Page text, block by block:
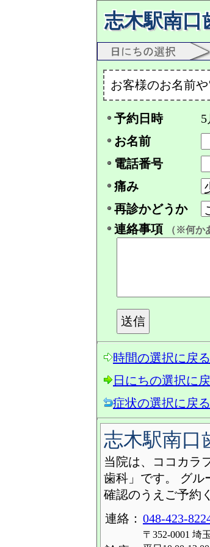
志木駅南口
お客様のお名前
予約日時
お名前
電話番号
痛み
再診かどうか
連絡事項
（※何か
時間の選択に戻る
日にちの選択に
症状の選択に戻る
志木駅南口
当院は、ココカラ
歯科」です。 グル
確認のうえご予約
連絡： 048-423-
〒352-0001 埼